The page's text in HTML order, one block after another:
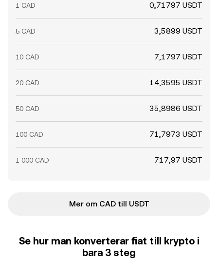
1 CAD 0,71797 USDT
5 CAD 3,5899 USDT
10 CAD 7,1797 USDT
20 CAD 14,3595 USDT
50 CAD 35,8986 USDT
100 CAD 71,7973 USDT
1 000 CAD 717,97 USDT
Mer om CAD till USDT
Se hur man konverterar fiat till krypto i
bara 3 steg